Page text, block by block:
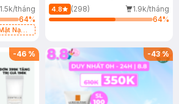
1.5k/tháng
64%
Nạ
400ml
4.8 (298)
1.9k/tháng
64%
-46 % -43%